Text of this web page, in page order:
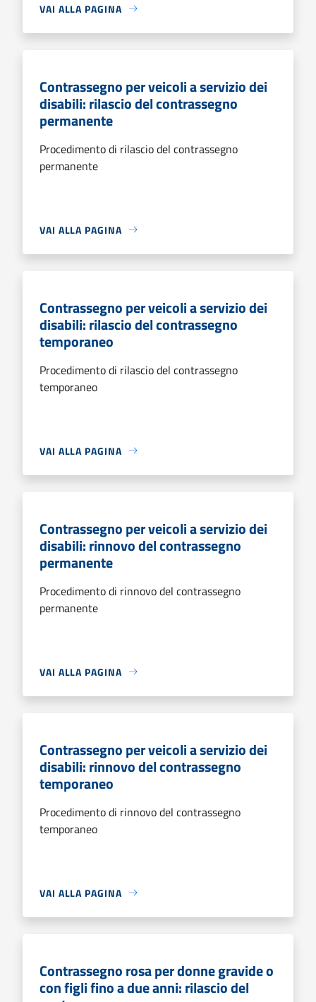
VAI ALLA PAGINA
Contrassegno per veicoli a servizio dei
disabili: rilascio del contrassegno
permanente
Procedimento di rilascio del contrassegno
permanente
VAI ALLA PAGINA
Contrassegno per veicoli a servizio dei
disabili: rilascio del contrassegno
temporaneo
Procedimento di rilascio del contrassegno
temporaneo
VAI ALLA PAGINA
Contrassegno per veicoli a servizio dei
disabili: rinnovo del contrassegno
permanente
Procedimento di rinnovo del contrassegno
permanente
VAI ALLA PAGINA
Contrassegno per veicoli a servizio dei
disabili: rinnovo del contrassegno
temporaneo
Procedimento di rinnovo del contrassegno
temporaneo
VAI ALLA PAGINA
Contrassegno rosa per donne gravide o
con figli fino a due anni: rilascio del